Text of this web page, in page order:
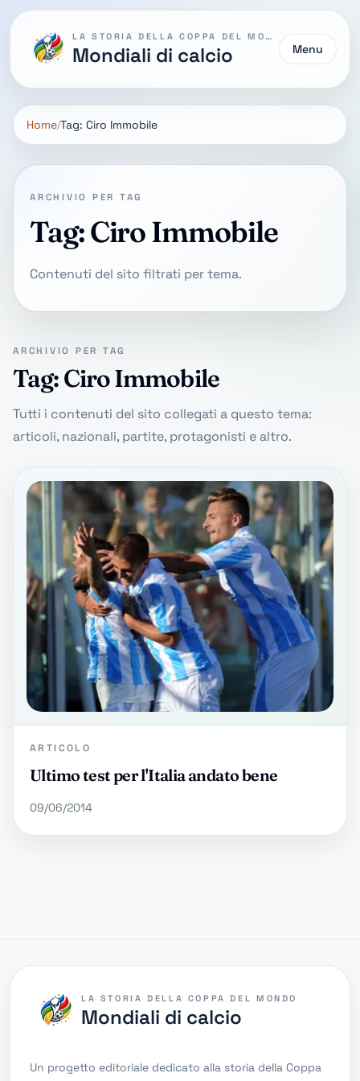
LA STORIA DELLA COPPA DEL MONDO
Mondiali di calcio Menu
Home Tag: Ciro Immobile
ARCHIVIO PER TAG
Tag: Ciro Immobile
Contenuti del sito filtrati per tema.
ARCHIVIO PER TAG
Tag: Ciro Immobile
Tutti i contenuti del sito collegati a questo tema:
articoli, nazionali, partite, protagonisti e altro.
ARTICOLO
Ultimo test per l'Italia andato bene
09/06/2014
LA STORIA DELLA COPPA DEL MONDO
Mondiali di calcio
Un progetto editoriale dedicato alla storia della Coppa